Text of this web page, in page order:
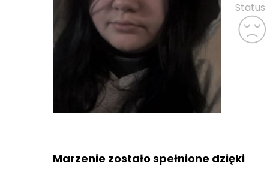
Marzenie zostało spełnione dzięki